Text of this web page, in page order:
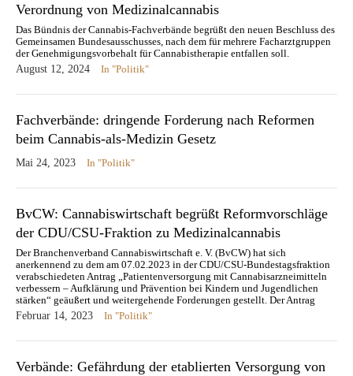
Verordnung von Medizinalcannabis
Das Bündnis der Cannabis-Fachverbände begrüßt den neuen Beschluss des
Gemeinsamen Bundesausschusses, nach dem für mehrere Facharztgruppen
der Genehmigungsvorbehalt für Cannabistherapie entfallen soll.
August 12, 2024
In "Politik"
Fachverbände: dringende Forderung nach Reformen
beim Cannabis-als-Medizin Gesetz
Mai 24, 2023 In "Politik"
BvCW: Cannabiswirtschaft begrüßt Reformvorschläge
der CDU/CSU-Fraktion zu Medizinalcannabis
Der Branchenverband Cannabiswirtschaft e. V. (BvCW) hat sich
anerkennend zu dem am 07.02.2023 in der CDU/CSU-Bundestagsfraktion
verabschiedeten Antrag „Patientenversorgung mit Cannabisarzneimitteln
verbessern – Aufklärung und Prävention bei Kindern und Jugendlichen
stärken“ geäußert und weitergehende Forderungen gestellt. Der Antrag
biete gute Ansätze zu den aktuell anstehenden Verbesserungsbedarfen bei
der Versorgung der…
Februar 14, 2023 In "Politik"
Verbände: Gefährdung der etablierten Versorgung von